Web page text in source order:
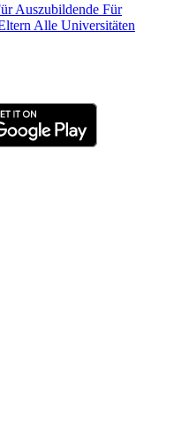
Auszubildende Für
Alle Universitäten